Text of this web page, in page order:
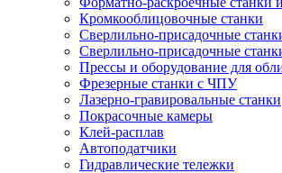
Кромкооблицовочные станки
Сверлильно-присадочные
Сверлильно-присадочные
Прессы и оборудование для
Фрезерные станки с ЧПУ
Лазерно-гравировальные станки
Покрасочные камеры
Клей-расплав
Автоподатчики
Гидравлические тележки